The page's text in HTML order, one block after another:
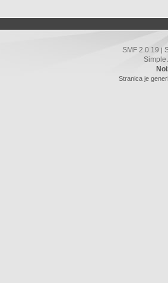
SMF 2.0.19 |
Simple
Stranica je